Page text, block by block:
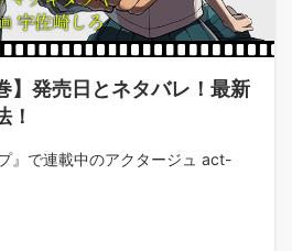
】発売日とネタバレ！最新
！
』で連載中のアクタージュ act-